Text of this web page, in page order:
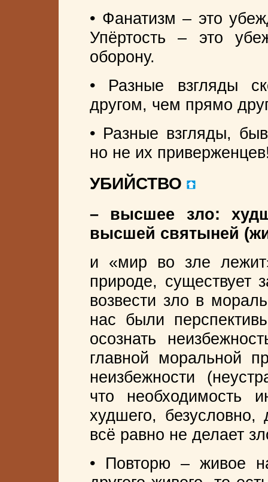
• Фанатизм – это
Упёртость – это
оборону.
• Разные взгляды
другом, чем прямо
• Разные взгляды,
но не их
УБИЙСТВО
– высшее зло:
высшей святыней
и «мир во зле
природе, существует
возвести зло в
нас были
осознать
главной моральной
неизбежности
что необходимость
худшего,
всё равно не делает
• Повторю – живое